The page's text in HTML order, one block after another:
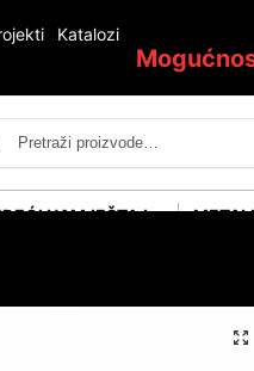
Katalozi
NAMJEŠTAJ